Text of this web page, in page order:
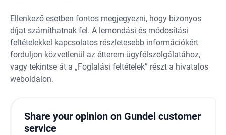
Ellenkező esetben fontos megjegyezni, hogy bizonyos
díjat számíthatnak fel. A lemondási és módosítási
feltételekkel kapcsolatos részletesebb információkért
forduljon közvetlenül az étterem ügyfélszolgálatához,
vagy tekintse át a „Foglalási feltételek” részt a hivatalos
weboldalon.
Share your opinion on Gundel customer
service